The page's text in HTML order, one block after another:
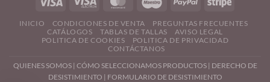
INICIO CONDICIONES DE VENTA
PREGUNTAS FRECUENTES
CATÁLOGOS
TABLAS DE TALLAS
AVISO LEGAL
POLITICA DE COOKIES
POLITICA DE PRIVACIDAD
CONTÁCTANOS
QUIENES SOMOS| CÓMO SELECCIONAMOS PRODUCTOS| DERECHO DE
DESISTIMIENTO | FORMULARIO DE DESISTIMIENTO